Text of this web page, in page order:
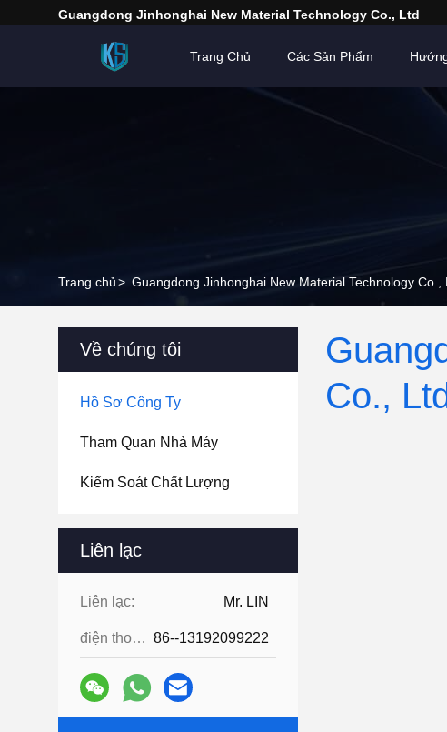
Guangdong Jinhonghai New Material Technology Co., Ltd
Trang Chủ Các Sản Phẩm
Trang chủ> Guangdong Jinhonghai New Material Technology
Về chúng tôi
Hồ Sơ Công Ty
Tham Quan Nhà Máy
Kiểm Soát Chất Lượng
Liên lạc
Liên lạc: Mr. LIN
điện thoại: 86--13192099222
Co.,